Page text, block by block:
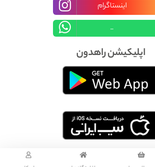
اینستاگرام
_
اپلیکیشن راهدون